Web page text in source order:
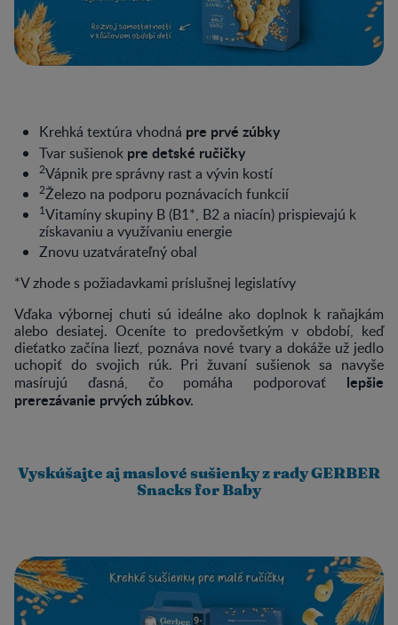
Krehká textúra vhodná pre prvé zúbky
Tvar sušienok pre detské ručičky
2Vápnik pre správny rast a vývin kostí
2Železo na podporu poznávacích funkcií
1Vitamíny skupiny B (B1*, B2 a niacín) prispievajú k
získavaniu a využívaniu energie
Znovu uzatvárateľný obal
*V zhode s požiadavkami príslušnej legislatívy
Vďaka výbornej chuti sú ideálne ako doplnok k raňajkám
alebo desiatej. Oceníte to predovšetkým v období, keď
dieťatko začína liezť, poznáva nové tvary a dokáže už jedlo
uchopiť do svojich rúk. Pri žuvaní sušienok sa navyše
masírujú ďasná, čo pomáha podporovať lepšie
prerezávanie prvých zúbkov.
Vyskúšajte aj maslové sušienky z rady GERBER
Snacks for Baby